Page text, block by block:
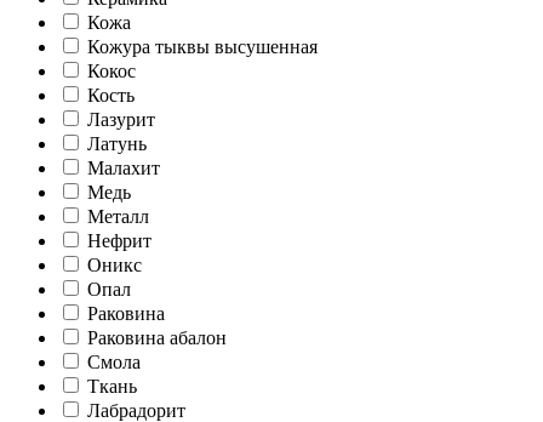
Кожа
Кожура тыквы высушенная
Кокос
Кость
Лазурит
Латунь
Малахит
Медь
Металл
Нефрит
Оникс
Опал
Раковина
Раковина абалон
Смола
Ткань
Лабрадорит